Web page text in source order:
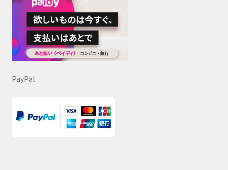
PayPal